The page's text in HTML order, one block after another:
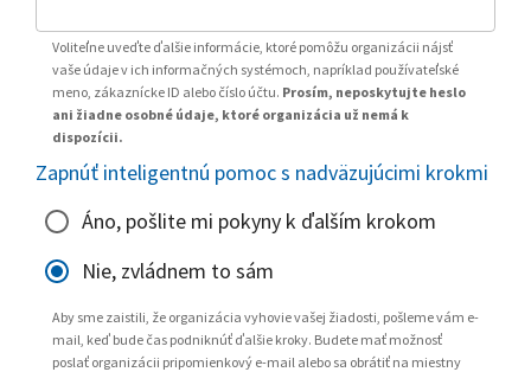
Voliteľne uveďte ďalšie informácie, ktoré pomôžu organizácii nájsť
vaše údaje v ich informačných systémoch, napríklad používateľské
meno, zákaznícke ID alebo číslo účtu. Prosím, neposkytujte heslo
ani žiadne osobné údaje, ktoré organizácia už nemá k
dispozícii.
Zapnúť inteligentnú pomoc s nadväzujúcimi krokmi
Áno, pošlite mi pokyny k ďalším krokom
Nie, zvládnem to sám
Aby sme zaistili, že organizácia vyhovie vašej žiadosti, pošleme vám e-
mail, keď bude čas podniknúť ďalšie kroky. Budete mať možnosť
poslať organizácii pripomienkový e-mail alebo sa obrátiť na miestny